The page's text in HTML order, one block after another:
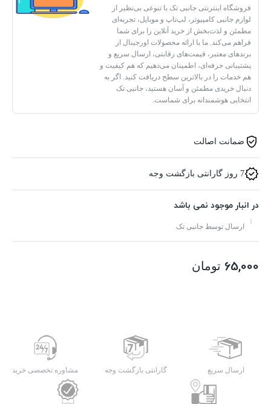
فروشگاه اینترنتی جانبی تک با تنوعی بی‌نظیر از
لوازم جانبی کامپیوتر، لپ‌تاپ و موبایل، تجربه‌ای
مطمئن و لذت‌بخش از خرید آنلاین را برای شما
فراهم می‌کند. ما با ارائه محصولات اورجینال از
برندهای معتبر، قیمت‌های رقابتی، ارسال سریع و
پشتیبانی حرفه‌ای، اطمینان می‌دهیم که هم کیفیت و
هم خدمات را در بالاترین سطح دریافت کنید. اگر به
دنبال خریدی مطمئن و آسان هستید، جانبی تک
انتخابی هوشمندانه برای شماست.
ضمانت اصالت
7 روز گارانتی بازگشت وجه
در انبار موجود نمی باشد
ارسال توسط جانبی تک
65,000 تومان
ارسال سریع گارانتی بازگشت وجه مشاوره تخصصی خرید